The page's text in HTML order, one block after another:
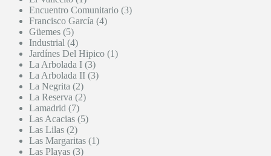
Encuentro Comunitario (3)
Francisco García (4)
Güemes (5)
Industrial (4)
Jardínes Del Hipico (1)
La Arbolada I (3)
La Arbolada II (3)
La Negrita (2)
La Reserva (2)
Lamadrid (7)
Las Acacias (5)
Las Lilas (2)
Las Margaritas (1)
Las Playas (3)